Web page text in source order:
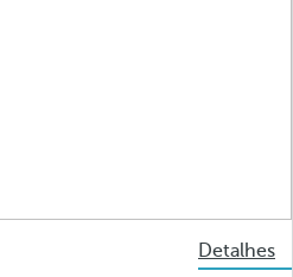
Detalhes